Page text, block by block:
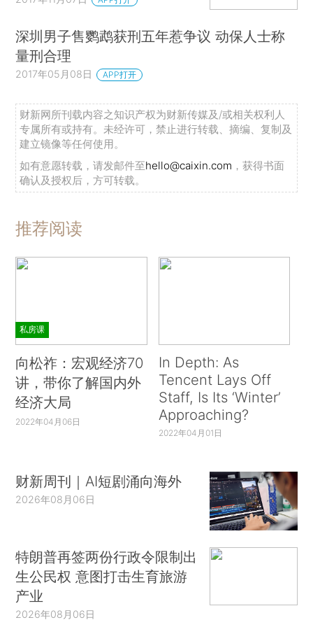
深圳男子售鹦鹉获刑五年惹争议 动保人士称
量刑合理
2017年05月08日 APP打开
财新网所刊载内容之知识产权为财新传媒及/或相关权利人
专属所有或持有。未经许可，禁止进行转载、摘编、复制及
建立镜像等任何使用。
如有意愿转载，请发邮件至hello@caixin.com ，获得书面
确认及授权后，方可转载。
推荐阅读
私房课
向松祚：宏观经济70
讲，带你了解国内外
经济大局
2022年04月06日
In Depth: As
Tencent Lays Off
Staff, Is Its ‘Winter’
Approaching?
2022年04月01日
财新周刊｜AI短剧涌向海外
2026年08月06日
特朗普再签两份行政令限制出
生公民权 意图打击生育旅游
产业
2026年08月06日